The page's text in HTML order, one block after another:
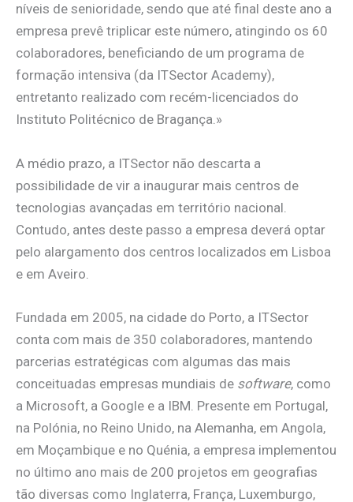
níveis de senioridade, sendo que até final deste ano a
empresa prevê triplicar este número, atingindo os 60
colaboradores, beneficiando de um programa de
formação intensiva (da ITSector Academy),
entretanto realizado com recém-licenciados do
Instituto Politécnico de Bragança.»
A médio prazo, a ITSector não descarta a
possibilidade de vir a inaugurar mais centros de
tecnologias avançadas em território nacional.
Contudo, antes deste passo a empresa deverá optar
pelo alargamento dos centros localizados em Lisboa
e em Aveiro.
Fundada em 2005, na cidade do Porto, a ITSector
conta com mais de 350 colaboradores, mantendo
parcerias estratégicas com algumas das mais
conceituadas empresas mundiais de software, como
a Microsoft, a Google e a IBM. Presente em Portugal,
na Polónia, no Reino Unido, na Alemanha, em Angola,
em Moçambique e no Quénia, a empresa implementou
no último ano mais de 200 projetos em geografias
tão diversas como Inglaterra, França, Luxemburgo,